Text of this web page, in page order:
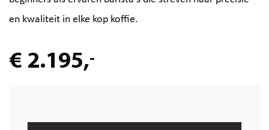
en kwaliteit in elke kop koffie.
€ 2.195,-